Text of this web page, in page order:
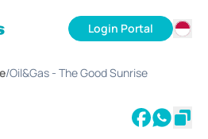
Login Portal
/Oil&Gas - The Good Sunrise